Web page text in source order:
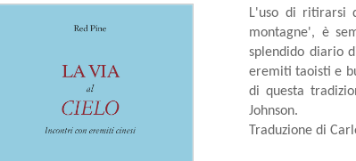
L'uso di ritirarsi
montagne', è
splendido diario
eremiti taoisti e
di questa
Johnson.
Traduzione di